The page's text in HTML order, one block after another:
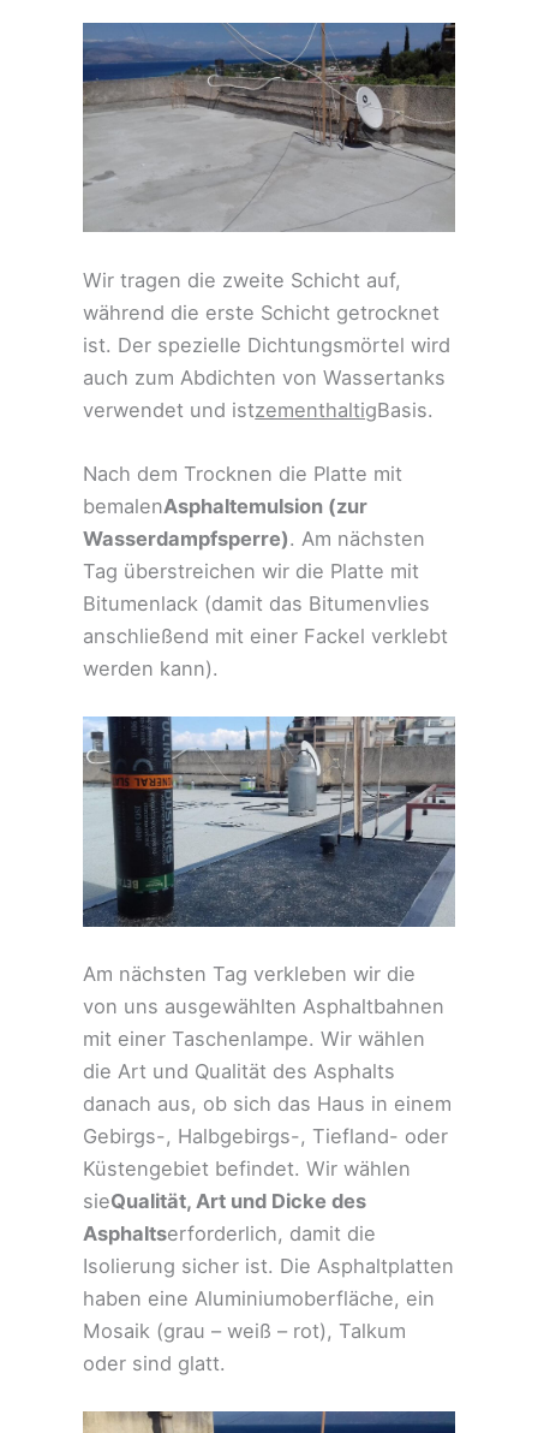
Wir tragen die zweite Schicht auf,
während die erste Schicht getrocknet
ist. Der spezielle Dichtungsmörtel wird
auch zum Abdichten von Wassertanks
verwendet und istzementhaltigBasis.
Nach dem Trocknen die Platte mit
bemalenAsphaltemulsion (zur
Wasserdampfsperre). Am nächsten
Tag überstreichen wir die Platte mit
Bitumenlack (damit das Bitumenvlies
anschließend mit einer Fackel verklebt
werden kann).
Am nächsten Tag verkleben wir die
von uns ausgewählten Asphaltbahnen
mit einer Taschenlampe. Wir wählen
die Art und Qualität des Asphalts
danach aus, ob sich das Haus in einem
Gebirgs-, Halbgebirgs-, Tiefland- oder
Küstengebiet befindet. Wir wählen
sieQualität, Art und Dicke des
Asphaltserforderlich, damit die
Isolierung sicher ist. Die Asphaltplatten
haben eine Aluminiumoberfläche, ein
Mosaik (grau – weiß – rot), Talkum
oder sind glatt.